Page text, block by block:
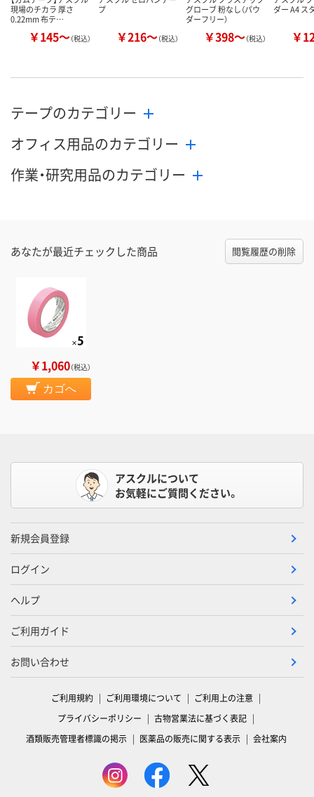
現場のチカラ 厚さ
0.22mm 布テ…
￥145～（税込）
プ
￥216～（税込）
グローブ 粉なし（パウ
ダーフリー）
￥398～（税込）
ダー A4 ス
￥
テープのカテゴリー
オフィス用品のカテゴリー
作業・研究用品のカテゴリー
あなたが最近チェックした商品 閲覧履歴の削除
￥1,060（税込）
カゴへ
アスクルについて
お気軽にご質問ください。
新規会員登録
ログイン
ヘルプ
ご利用ガイド
お問い合わせ
ご利用規約 ご利用環境について
ご利用上の注意
プライバシーポリシー
古物営業法に基づく表記
酒類販売管理者標識の掲示
医薬品の販売に関する表示 会社案内